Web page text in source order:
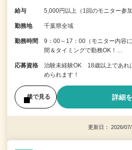
給与 5,000円以上（1回のモニター
勤務地 千葉県全域
勤務時間
9：00～17：00（モニター内容
間＆タイミングで勤務OK！…
応募資格
治験未経験OK 18歳以上であれ
められます！
後で見る 詳細
更新日： 2026/